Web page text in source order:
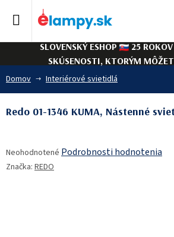
SLOVENSKÝ ESHOP
25
SKÚSENOSTI, KTORÝM
Domov Interiérové svietidlá
Redo 01-1346 KUMA, Nástenné
hodnotenie
produktu
Neohodnotené Podrobnosti hodnotenia
Značka: REDO